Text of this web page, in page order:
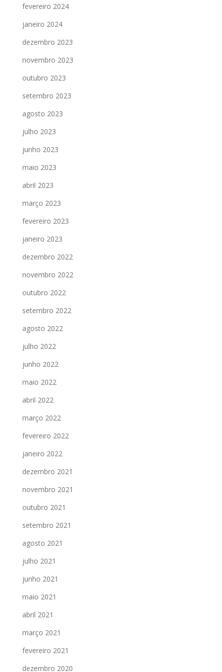
fevereiro 2024
janeiro 2024
dezembro 2023
novembro 2023
outubro 2023
setembro 2023
agosto 2023
julho 2023
junho 2023
maio 2023
abril 2023
março 2023
fevereiro 2023
janeiro 2023
dezembro 2022
novembro 2022
outubro 2022
setembro 2022
agosto 2022
julho 2022
junho 2022
maio 2022
abril 2022
março 2022
fevereiro 2022
janeiro 2022
dezembro 2021
novembro 2021
outubro 2021
setembro 2021
agosto 2021
julho 2021
junho 2021
maio 2021
abril 2021
março 2021
fevereiro 2021
dezembro 2020